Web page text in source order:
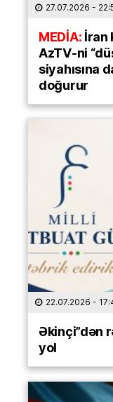
27.07.2026 -
MEDİA:İran
AzTV-ni
siyahısına
doğurur
22.07.2026 -
Əkinçi”dən
yol